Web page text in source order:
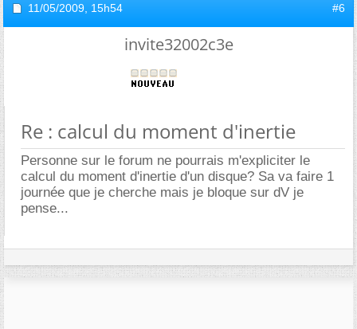
11/05/2009, 15h54 #6
invite32002c3e
Re : calcul du moment d'inertie
Personne sur le forum ne pourrais m'expliciter le
calcul du moment d'inertie d'un disque? Sa va faire 1
journée que je cherche mais je bloque sur dV je
pense...